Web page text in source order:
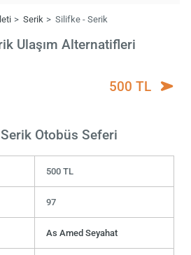
Serik Silifke - Serik
Ulaşım Alternatifleri
500 TL
Otobüs Seferi
500 TL
97
As Amed Seyahat